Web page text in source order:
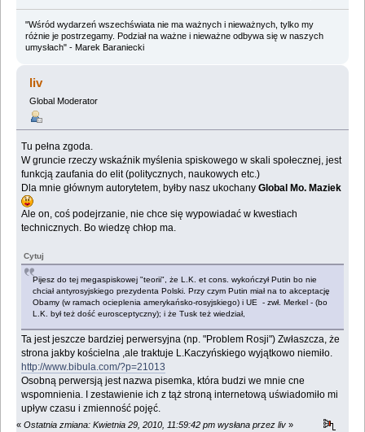
"Wśród wydarzeń wszechświata nie ma ważnych i nieważnych, tylko my
różnie je postrzegamy. Podział na ważne i nieważne odbywa się w naszych
umysłach" - Marek Baraniecki
liv
Global Moderator
Tu pełna zgoda.
W gruncie rzeczy wskaźnik myślenia spiskowego w skali społecznej, jest
funkcją zaufania do elit (politycznych, naukowych etc.)
Dla mnie głównym autorytetem, byłby nasz ukochanyGlobal Mo. Maziek
Ale on, coś podejrzanie, nie chce się wypowiadać w kwestiach
technicznych. Bo wiedzę chłop ma.
Cytuj
Pijesz do tej megaspiskowej "teorii", że L.K. et cons. wykończył Putin bo nie
chciał antyrosyjskiego prezydenta Polski. Przy czym Putin miał na to akceptację
Obamy (w ramach ocieplenia amerykańsko-rosyjskiego) i UE - zwł. Merkel - (bo
L.K. był też dość eurosceptyczny); i że Tusk też wiedział,
Ta jest jeszcze bardziej perwersyjna (np. "Problem Rosji") Zwłaszcza, że
strona jakby kościelna ,ale traktuje L.Kaczyńskiego wyjątkowo niemiło.
http://www.bibula.com/?p=21013
Osobną perwersją jest nazwa pisemka, która budzi we mnie cne
wspomnienia. I zestawienie ich z tąż stroną internetową uświadomiło mi
upływ czasu i zmienność pojęć.
« Ostatnia zmiana: Kwietnia 29, 2010, 11:59:42 pm wysłana przez liv »